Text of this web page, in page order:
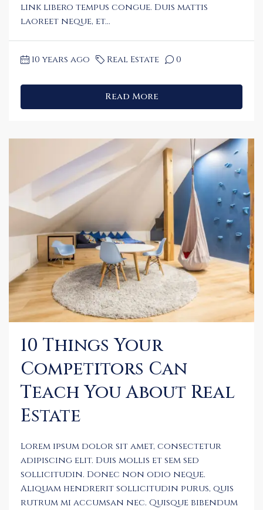
link libero tempus congue. Duis mattis
laoreet neque, et...
10 years ago Real Estate 0
Read More
10 Things Your
Competitors Can
Teach You About Real
Estate
Lorem ipsum dolor sit amet, consectetur
adipiscing elit. Duis mollis et sem sed
sollicitudin. Donec non odio neque.
Aliquam hendrerit sollicitudin purus, quis
rutrum mi accumsan nec. Quisque bibendum